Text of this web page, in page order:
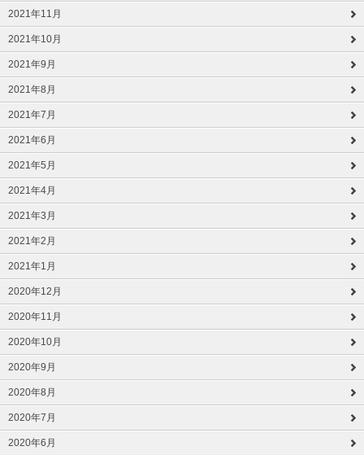
2021年11月
2021年10月
2021年9月
2021年8月
2021年7月
2021年6月
2021年5月
2021年4月
2021年3月
2021年2月
2021年1月
2020年12月
2020年11月
2020年10月
2020年9月
2020年8月
2020年7月
2020年6月